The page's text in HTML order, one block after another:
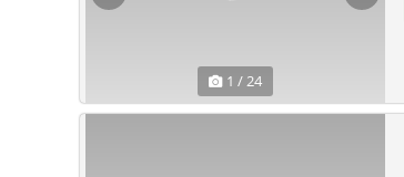
1 / 24